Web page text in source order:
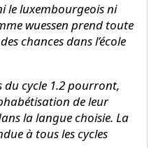
le luxembourgeois ni
wuessen prend toute
chances dans l’école
du cycle 1.2 pourront,
de leur
la langue choisie. La
à tous les cycles